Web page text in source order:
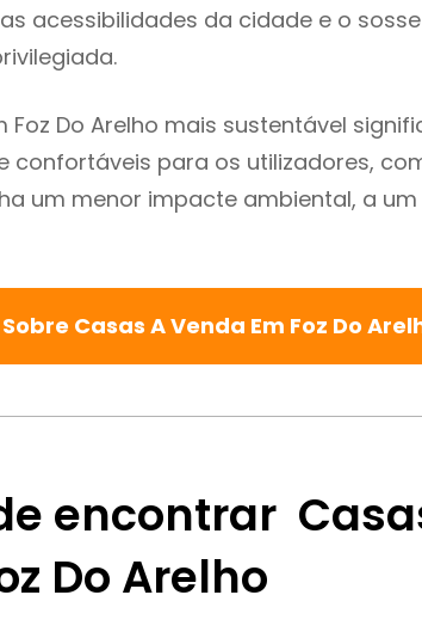
acessibilidades da cidade e o
Foz Do Arelho mais sustentável
confortáveis para os utilizadores,
um menor impacte ambiental, a
Casas A Venda Em Foz Do
encontrar
Do Arelho